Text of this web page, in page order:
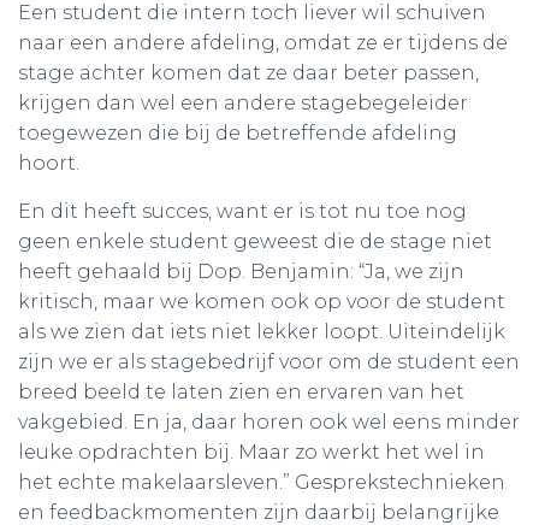
Een student die intern toch liever wil schuiven
naar een andere afdeling, omdat ze er tijdens de
stage achter komen dat ze daar beter passen,
krijgen dan wel een andere stagebegeleider
toegewezen die bij de betreffende afdeling
hoort.
En dit heeft succes, want er is tot nu toe nog
geen enkele student geweest die de stage niet
heeft gehaald bij Dop. Benjamin: “Ja, we zijn
kritisch, maar we komen ook op voor de student
als we zien dat iets niet lekker loopt. Uiteindelijk
zijn we er als stagebedrijf voor om de student een
breed beeld te laten zien en ervaren van het
vakgebied. En ja, daar horen ook wel eens minder
leuke opdrachten bij. Maar zo werkt het wel in
het echte makelaarsleven.” Gesprekstechnieken
en feedbackmomenten zijn daarbij belangrijke